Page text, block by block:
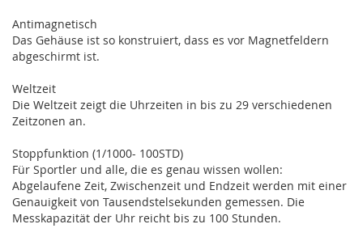
Antimagnetisch
Das Gehäuse ist so konstruiert, dass es vor Magnetfeldern
abgeschirmt ist.
Weltzeit
Die Weltzeit zeigt die Uhrzeiten in bis zu 29 verschiedenen
Zeitzonen an.
Stoppfunktion (1/1000- 100STD)
Für Sportler und alle, die es genau wissen wollen:
Abgelaufene Zeit, Zwischenzeit und Endzeit werden mit einer
Genauigkeit von Tausendstelsekunden gemessen. Die
Messkapazität der Uhr reicht bis zu 100 Stunden.